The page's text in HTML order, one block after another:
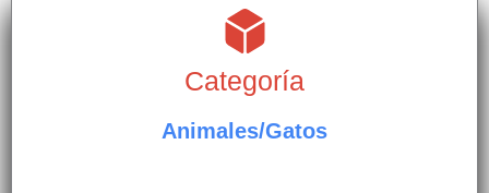
Categoría
Animales/Gatos